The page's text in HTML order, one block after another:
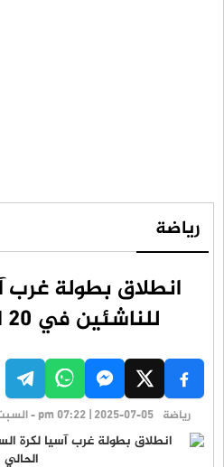
رياضة
انطلاق بطولة غرب
للناشئين في 20 الشهر الحالي
رياضة pm 07:22 | 2025-07-05 - السبت